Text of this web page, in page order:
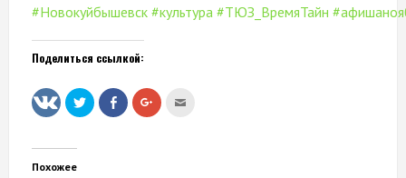
#Новокуйбышевск #культура #ТЮЗ_ВремяТайн
Поделиться ссылкой:
Нажмите,
чтобы
поделиться
Нажмите
здесь,
чтобы
Нажмите,
чтобы
Похожее